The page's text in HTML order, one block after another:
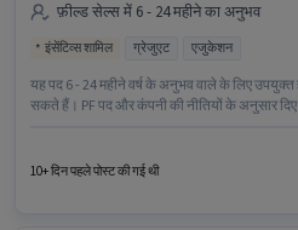
फ़ील्ड सेल्स में 6 - 24 महीने का अनुभव
इंसेंटिव्स शामिल ग्रेजुएट एजुकेशन
यह पद 6 - 24 महीने वर्ष के अनुभव वाले के लिए
सकते हैं। PF पद और कंपनी की नीतियों के अनुसार
नौकरी पैटो सेंटर, गोआ में स्थित है।
10+ दिन पहले पोस्ट की गई थी